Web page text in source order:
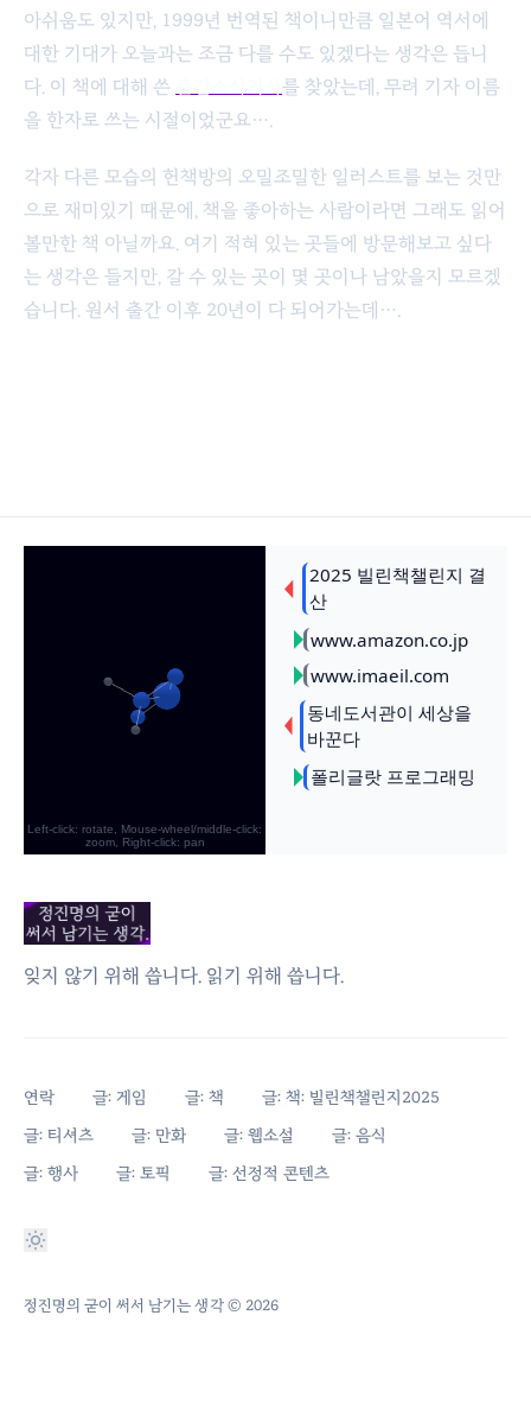
아쉬움도 있지만, 1999년 번역된 책이니만큼 일본어 역서에
대한 기대가 오늘과는 조금 다를 수도 있겠다는 생각은 듭니
다. 이 책에 대해 쓴
를 찾았는데, 무려 기자 이름
을 한자로 쓰는 시절이었군요….
각자 다른 모습의 헌책방의 오밀조밀한 일러스트를 보는 것만
으로 재미있기 때문에, 책을 좋아하는 사람이라면 그래도 읽어
볼만한 책 아닐까요. 여기 적혀 있는 곳들에 방문해보고 싶다
는 생각은 들지만, 갈 수 있는 곳이 몇 곳이나 남았을지 모르겠
습니다. 원서 출간 이후 20년이 다 되어가는데….
잊지 않기 위해 씁니다. 읽기 위해 씁니다.
연락 글: 게임 글: 책
글: 책: 빌린책챌린지2025
글: 티셔츠
글: 만화 글: 웹소설
글: 음식
글: 행사
글: 토픽 글: 선정적 콘텐츠
정진명의 굳이 써서 남기는 생각© 2026